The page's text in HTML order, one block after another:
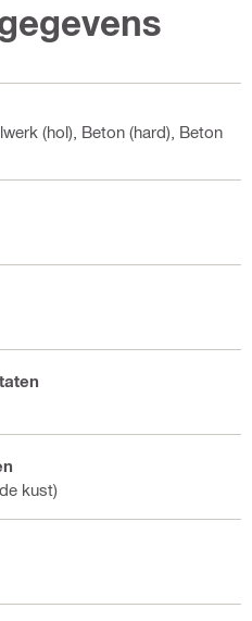
(hol), Beton (hard), Beton
kust)